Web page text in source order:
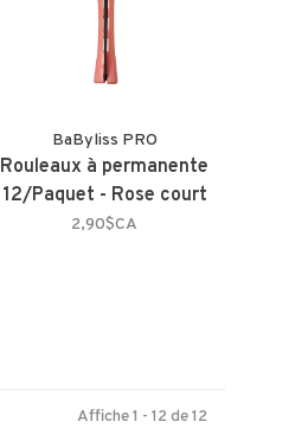
BaByliss PRO
Rouleaux à permanente
12/Paquet - Rose court
2,90$CA
Affiche 1 - 12 de 12